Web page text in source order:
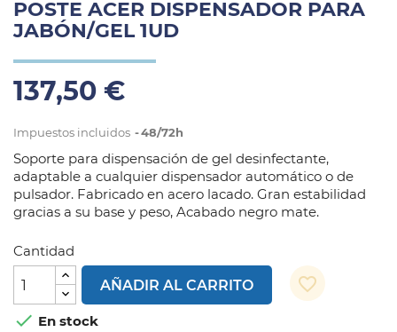
POSTE ACER DISPENSADOR PARA
JABÓN/GEL 1UD
137,50 €
Impuestos incluidos 48/72h
Soporte para dispensación de gel desinfectante,
adaptable a cualquier dispensador automático o de
pulsador. Fabricado en acero lacado. Gran estabilidad
gracias a su base y peso, Acabado negro mate.
Cantidad
AÑADIR AL CARRITO
favorite_border
 En stock